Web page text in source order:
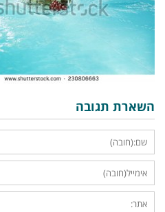
השארת תגובה